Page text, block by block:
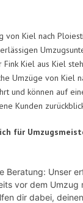
von Kiel nach
Fink Kiel aus Kiel
Umzüge von Kiel
und können auf
Kunden
für
Beratung: Unser
vor dem Umzug
dir dabei,